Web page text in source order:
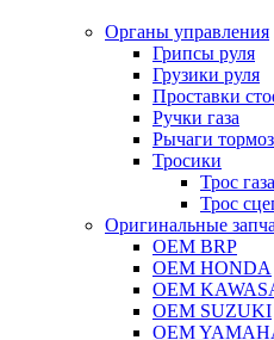
Органы управления
Грипсы руля
Грузики руля
Проставки
Ручки газа
Рычаги
Тросики
Трос газа
Трос
Оригинальные
OEM BRP
OEM HONDA
OEM
OEM SUZUKI
OEM